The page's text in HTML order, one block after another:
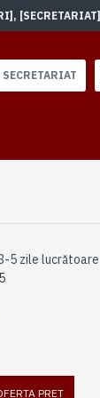
SECRETARIAT
5 zile lucrătoare
PRET